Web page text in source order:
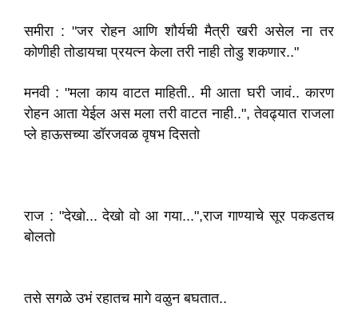
समीरा : "जर रोहन आणि शौर्यची मैत्री खरी असेल ना तर
कोणीही तोडायचा प्रयत्न केला तरी नाही तोडु शकणार.."
मनवी : "मला काय वाटत माहिती.. मी आता घरी जावं.. कारण
रोहन आता येईल अस मला तरी वाटत नाही..", तेवढ्यात राजला
प्ले हाऊसच्या डॉरजवळ वृषभ दिसतो
राज : "देखो... देखो वो आ गया...",राज गाण्याचे सूर पकडतच
बोलतो
तसे सगळे उभं रहातच मागे वळुन बघतात..